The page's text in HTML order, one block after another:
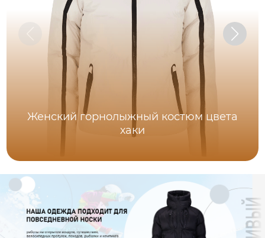
Женский горнолыжный костюм цвета
хаки